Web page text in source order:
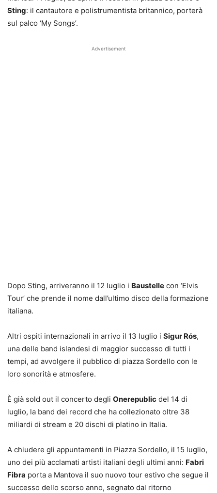
Sting: il cantautore e polistrumentista britannico, porterà
sul palco ‘My Songs’.
Advertisement
Dopo Sting, arriveranno il 12 luglio i Baustelle con ‘Elvis
Tour’ che prende il nome dall’ultimo disco della formazione
italiana.
Altri ospiti internazionali in arrivo il 13 luglio i Sigur Rós,
una delle band islandesi di maggior successo di tutti i
tempi, ad avvolgere il pubblico di piazza Sordello con le
loro sonorità e atmosfere.
È già sold out il concerto degli Onerepublic del 14 di
luglio, la band dei record che ha collezionato oltre 38
miliardi di stream e 20 dischi di platino in Italia.
A chiudere gli appuntamenti in Piazza Sordello, il 15 luglio,
uno dei più acclamati artisti italiani degli ultimi anni: Fabri
Fibra porta a Mantova il suo nuovo tour estivo che segue il
successo dello scorso anno, segnato dal ritorno